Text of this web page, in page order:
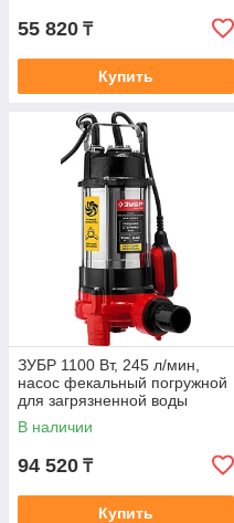
55 820 ₸
Купить
ЗУБР 1100 Вт, 245 л/мин,
насос фекальный погружной
для загрязненной воды
НПФ-1100-Р
В наличии
94 520 ₸
Купить